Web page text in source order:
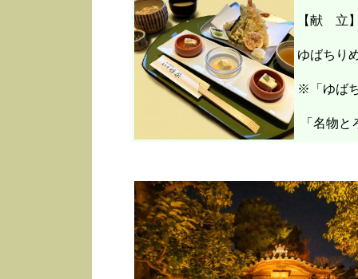
【献 立
ゆばちり
※「ゆば
「名物と